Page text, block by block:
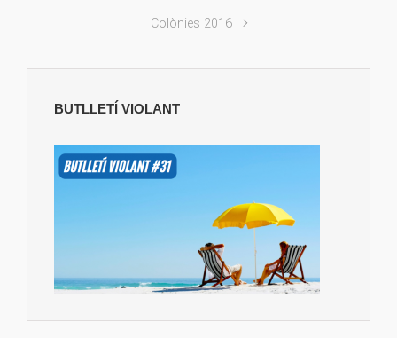
Colònies 2016
BUTLLETÍ VIOLANT